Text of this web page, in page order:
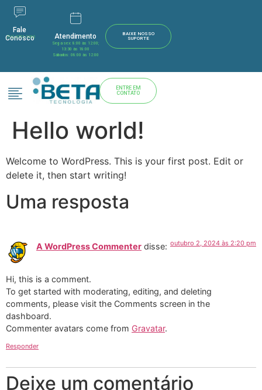
Fale
Conosco
(51) 3751-1263 Atendimento
Seg a sex: 8:00 às 12:00;
13:30 às 18:00
Sábados: 08:00 às 12:00
BAIXE NOSSO
SUPORTE
ENTRE EM
CONTATO
Hello world!
Welcome to WordPress. This is your first post. Edit or
delete it, then start writing!
Uma resposta
A WordPress Commenter disse: outubro 2, 2024 às 2:20 pm
Hi, this is a comment.
To get started with moderating, editing, and deleting
comments, please visit the Comments screen in the
dashboard.
Commenter avatars come from Gravatar.
Responder
Deixe um comentário